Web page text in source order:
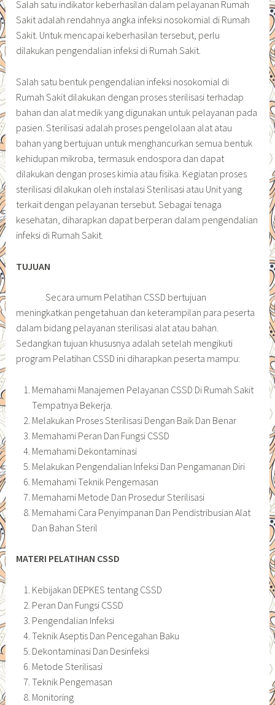
Salah satu indikator keberhasilan dalam pelayanan Rumah
Sakit adalah rendahnya angka infeksi nosokomial di Rumah
Sakit. Untuk mencapai keberhasilan tersebut, perlu
dilakukan pengendalian infeksi di Rumah Sakit.
Salah satu bentuk pengendalian infeksi nosokomial di
Rumah Sakit dilakukan dengan proses sterilisasi terhadap
bahan dan alat medik yang digunakan untuk pelayanan pada
pasien. Sterilisasi adalah proses pengelolaan alat atau
bahan yang bertujuan untuk menghancurkan semua bentuk
kehidupan mikroba, termasuk endospora dan dapat
dilakukan dengan proses kimia atau fisika. Kegiatan proses
sterilisasi dilakukan oleh instalasi Sterilisasi atau Unit yang
terkait dengan pelayanan tersebut. Sebagai tenaga
kesehatan, diharapkan dapat berperan dalam pengendalian
infeksi di Rumah Sakit.
TUJUAN
Secara umum Pelatihan CSSD bertujuan
meningkatkan pengetahuan dan keterampilan para peserta
dalam bidang pelayanan sterilisasi alat atau bahan.
Sedangkan tujuan khususnya adalah setelah mengikuti
program Pelatihan CSSD ini diharapkan peserta mampu:
Memahami Manajemen Pelayanan CSSD Di Rumah Sakit
Tempatnya Bekerja.
Melakukan Proses Sterilisasi Dengan Baik Dan Benar
Memahami Peran Dan Fungsi CSSD
Memahami Dekontaminasi
Melakukan Pengendalian Infeksi Dan Pengamanan Diri
Memahami Teknik Pengemasan
Memahami Metode Dan Prosedur Sterilisasi
Memahami Cara Penyimpanan Dan Pendistribusian Alat
Dan Bahan Steril
MATERI PELATIHAN CSSD
Kebijakan DEPKES tentang CSSD
Peran Dan Fungsi CSSD
Pengendalian Infeksi
Teknik Aseptis Dan Pencegahan Baku
Dekontaminasi Dan Desinfeksi
Metode Sterilisasi
Teknik Pengemasan
Monitoring